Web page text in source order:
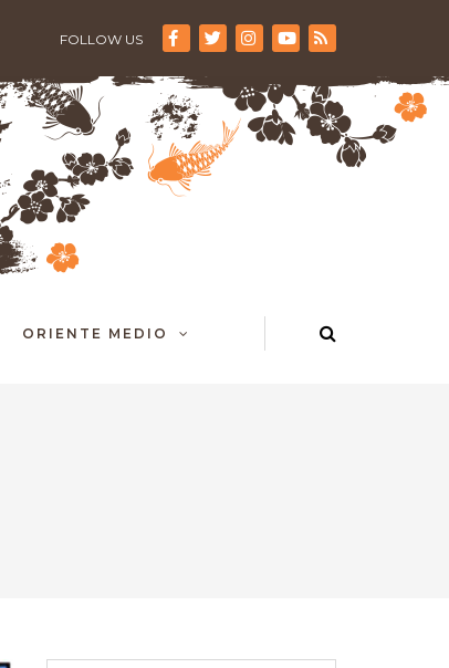
FOLLOW US
ORIENTE MEDIO